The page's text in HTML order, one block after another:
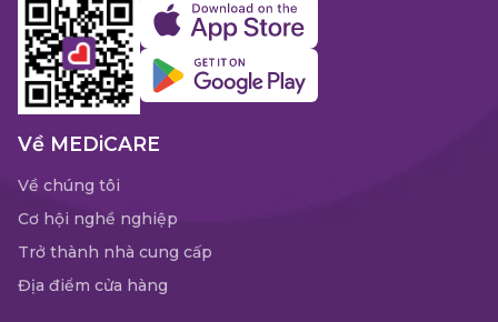
Về MEDiCARE
Về chúng tôi
Cơ hội nghề nghiệp
Trở thành nhà cung cấp
Địa điểm cửa hàng